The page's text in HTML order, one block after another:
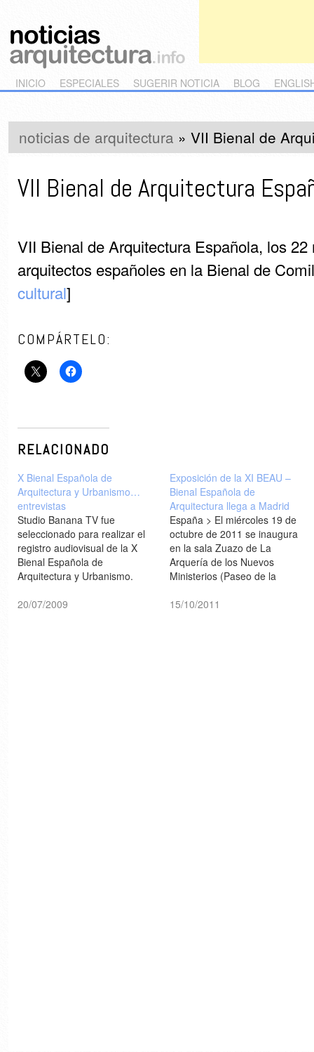
Main menu
Skip to primary content
Skip to secondary content
INICIO ESPECIALES SUGERIR NOTICIA BLOG
noticias de arquitectura » VII Bienal de
VII Bienal de Arquitectura
VII Bienal de Arquitectura Española, los
arquitectos españoles en la Bienal de
cultural]
COMPÁRTELO:
RELACIONADO
X Bienal Española de
Arquitectura y Urbanismo…
entrevistas
Studio Banana TV fue
seleccionado para realizar el
registro audiovisual de la X
Bienal Española de
Arquitectura y Urbanismo.
algunos de los estudios que
20/07/2009
Exposición de la XI BEAU –
Bienal Española de
Arquitectura llega a Madrid
España > El miércoles 19 de
octubre de 2011 se inaugura
en la sala Zuazo de La
Arquería de los Nuevos
Ministerios (Paseo de la
la exposición de la XI BEAU -
15/10/2011